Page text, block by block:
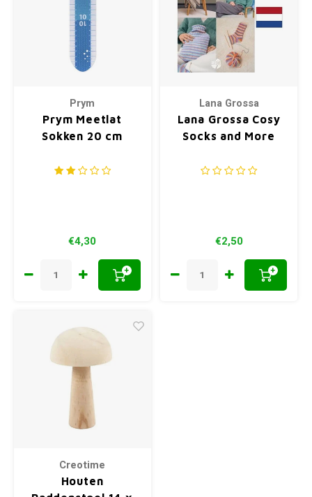
Prym
Prym Meetlat
Sokken 20 cm
€4,30
+
Lana Grossa
Lana Grossa Cosy
Socks and More
€2,50
+
Creotime
Houten